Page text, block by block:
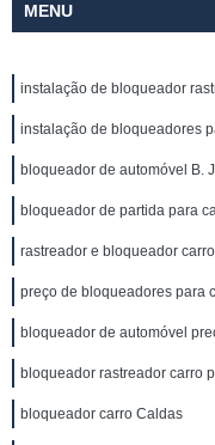
MENU
instalação de bloqueador
instalação de bloqueadores
bloqueador de automóvel B.
bloqueador de partida para
rastreador e bloqueador
preço de bloqueadores para
bloqueador de automóvel
bloqueador rastreador carro
bloqueador carro Caldas